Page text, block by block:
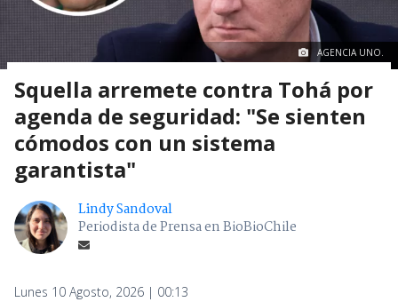
AGENCIA UNO.
Squella arremete contra Tohá por
agenda de seguridad: "Se sienten
cómodos con un sistema
garantista"
Lindy Sandoval
Periodista de Prensa en BioBioChile
Lunes 10 Agosto, 2026 | 00:13